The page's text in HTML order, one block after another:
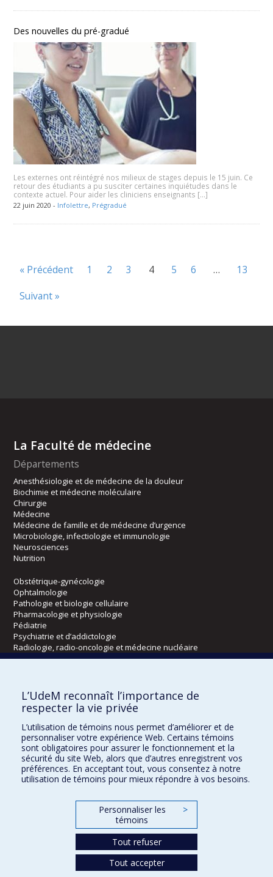
Des nouvelles du pré-gradué
Les externes ont réintégré nos milieux de stages depuis le 15 juin. Ce
retour des étudiants a pu susciter certaines inquiétudes dans le
contexte actuel. Pour aider les cliniciens enseignants […]
22 juin 2020 - Infolettre, Prégradué
« Précédent 1 2 3 4 5 6 …
13
Suivant »
La Faculté de médecine
Départements
Anesthésiologie et de médecine de la douleur
Biochimie et médecine moléculaire
Chirurgie
Médecine
Médecine de famille et de médecine d’urgence
Microbiologie, infectiologie et immunologie
Neurosciences
Nutrition
Obstétrique-gynécologie
Ophtalmologie
Pathologie et biologie cellulaire
Pharmacologie et physiologie
Pédiatrie
Psychiatrie et d’addictologie
Radiologie, radio-oncologie et médecine nucléaire
Écoles
Kinésiologie et des sciences de l’activité physique
Orthophonie et audiologie
Réadaptation
Directions
DPC
CPASS
L’UdeM reconnaît l’importance de
respecter la vie privée
L’utilisation de témoins nous permet d’améliorer et de
personnaliser votre expérience Web. Certains témoins
sont obligatoires pour assurer le fonctionnement et la
sécurité du site Web, alors que d’autres enregistrent vos
préférences. En acceptant tout, vous consentez à notre
utilisation de témoins pour mieux répondre à vos besoins.
Personnaliser les
témoins
>
Tout refuser
Tout accepter